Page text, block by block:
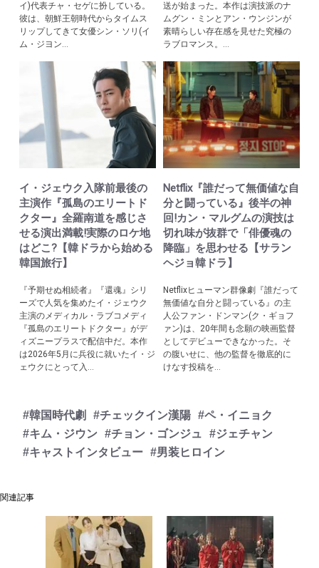
イ)代表チャ・セゲに扮している。
彼は、朝鮮王朝時代からタイムス
リップしてきて女優シン・ソリ(イ
ム・ジヨン...
送が始まった。本作は演技派のナ
ムグン・ミンとアン・ウンジンが
素晴らしい存在感を見せた究極の
ラブロマンス。...
イ・ジェウク入隊前最後の
主演作『孤島のエリートド
クター』全羅南道を感じさ
せる演出満載!実際のロケ地
はどこ?【韓ドラから始める
韓国旅行】
『予期せぬ相続者』『還魂』シリ
ーズで人気を集めたイ・ジェウク
主演のメディカル・ラブコメディ
『孤島のエリートドクター』がデ
ィズニープラスで配信中だ。本作
は2026年5月に兵役に就いたイ・ジ
ェウクにとって入...
Netflix『誰だって無価値な自
分と闘っている』後半の神
回!カン・マルグムの演技は
切れ味が抜群で「俳優魂の
降臨」を思わせる【サラン
ヘジョ韓ドラ】
Netflixヒューマン群像劇『誰だって
無価値な自分と闘っている』の主
人公ファン・ドンマン(ク・ギョフ
ァン)は、20年間も念願の映画監督
としてデビューできなかった。そ
の腹いせに、他の監督を徹底的に
けなす投稿を...
#韓国時代劇 #チェックイン漢陽 #ペ・イニョク
#キム・ジウン #チョン・ゴンジュ
#ジェチャン
#キャストインタビュー #男装ヒロイン
関連記事